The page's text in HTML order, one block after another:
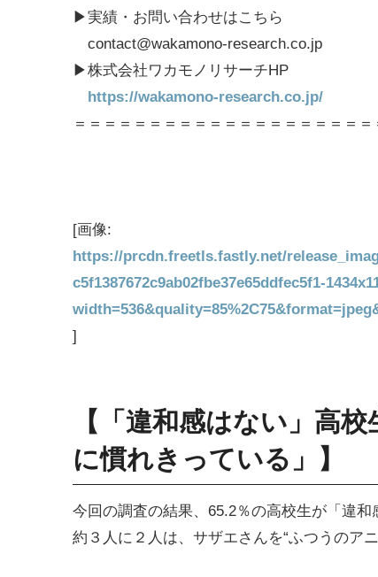
▶実績・お問い合わせはこちら
contact@wakamono-research.co.jp
▶株式会社ワカモノリサーチHP
https://wakamono-research.co.jp/
＝＝＝＝＝＝＝＝＝＝＝＝＝＝＝＝＝＝＝
[画像:
https://prcdn.freetls.fastly.net/
c5f1387672c9ab02fbe37e65ddfec5f1-
]
【「違和感はない」高
に慣れきっている」】
今回の調査の結果、65.2％の高校生が「違和
約３人に２人は、サザエさんを“ふつうのア